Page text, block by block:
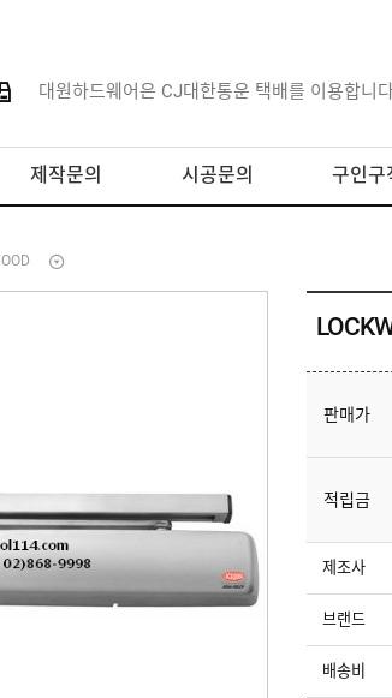
대원하드웨어은 CJ대한통운 택배를 이용합니
제작문의 시공문의 구인구
판매가
적립금
제조사
브랜드
배송비